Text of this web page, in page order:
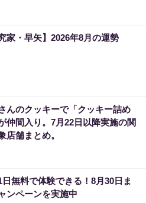
家・早矢】2026年8月の運勢
んのクッキーで「クッキー詰め
仲間入り。7月22日以降実施の関
店舗まとめ。
日無料で体験できる！8月30日ま
ンペーンを実施中